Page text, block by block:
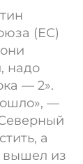
(ЕС)
надо
— 2».
—
а
вышел из